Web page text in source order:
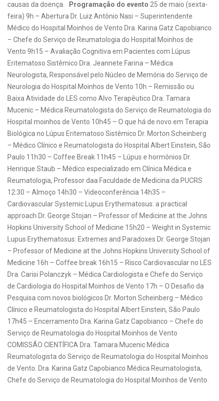
causas da doença.
Programação do evento 25 de maio (sexta-
feira) 9h – Abertura Dr. Luiz Antônio Nasi – Superintendente
Médico do Hospital Moinhos de Vento Dra. Karina Gatz Capobianco
– Chefe do Serviço de Reumatologia do Hospital Moinhos de
Vento 9h15 – Avaliação Cognitiva em Pacientes com Lúpus
Eritematoso Sistêmico Dra. Jeannete Farina – Médica
Neurologista, Responsável pelo Núcleo de Memória do Serviço de
Neurologia do Hospital Moinhos de Vento 10h – Remissão ou
Baixa Atividade do LES como Alvo Terapêutico Dra. Tamara
Mucenic – Médica Reumatologista do Serviço de Reumatologia do
Hospital moinhos de Vento 10h45 – O que há de novo em Terapia
Biológica no Lúpus Eritematoso Sistêmico Dr. Morton Scheinberg
– Médico Clínico e Reumatologista do Hospital Albert Einstein, São
Paulo 11h30 – Coffee Break 11h45 – Lúpus e hormônios Dr.
Henrique Staub – Médico especializado em Clínica Médica e
Reumatologia, Professor daa Faculdade de Medicina da PUCRS
12:30 – Almoço 14h30 – Videoconferência 14h35 –
Cardiovascular Systemic Lupus Erythematosus: a practical
approach Dr. George Stojan – Professor of Medicine at the Johns
Hopkins University School of Medicine 15h20 – Weight in Systemic
Lupus Erythematosus: Extremes and Paradoxes Dr. George Stojan
– Professor of Medicine at the Johns Hopkins University School of
Medicine 16h – Coffee break 16h15 – Risco Cardiovascular no LES
Dra. Carisi Polanczyk – Médica Cardiologista e Chefe do Serviço
de Cardiologia do Hospital Moinhos de Vento 17h – O Desafio da
Pesquisa com novos biológicos Dr. Morton Scheinberg – Médico
Clínico e Reumatologista do Hospital Albert Einstein, São Paulo
17h45 – Encerramento Dra. Karina Gatz Capobianco – Chefe do
Serviço de Reumatologia do Hospital Moinhos de Vento
COMISSÃO CIENTÍFICA Dra. Tamara Mucenic Médica
Reumatologista do Serviço de Reumatologia do Hospital Moinhos
de Vento. Dra. Karina Gatz Capobianco Médica Reumatologista,
Chefe do Serviço de Reumatologia do Hospital Moinhos de Vento.